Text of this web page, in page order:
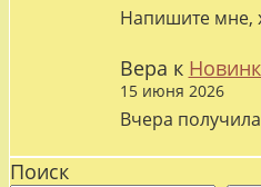
Напишите мне,
Вера к
15 июня 2026
Вчера
Поиск